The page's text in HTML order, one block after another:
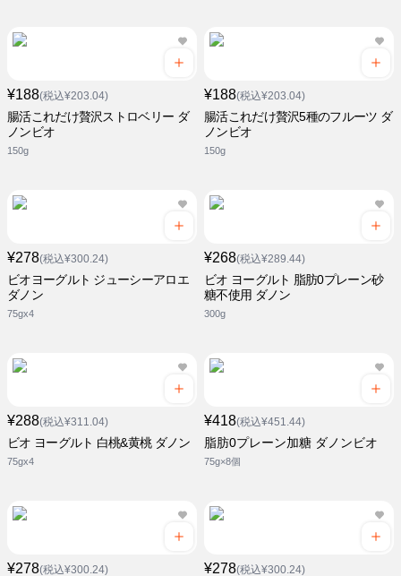
¥188(税込¥203.04)
腸活これだけ贅沢ストロベリー ダ
ノンビオ
150g
¥188(税込¥203.04)
腸活これだけ贅沢5種のフルーツ ダ
ノンビオ
150g
¥278(税込¥300.24)
ビオヨーグルト ジューシーアロエ
ダノン
75gx4
¥268(税込¥289.44)
ビオ ヨーグルト 脂肪0プレーン砂
糖不使用 ダノン
300g
¥288(税込¥311.04)
ビオ ヨーグルト 白桃&黄桃 ダノン
75gx4
¥418(税込¥451.44)
脂肪0プレーン加糖 ダノンビオ
75g×8個
¥278(税込¥300.24) ¥278(税込¥300.24)